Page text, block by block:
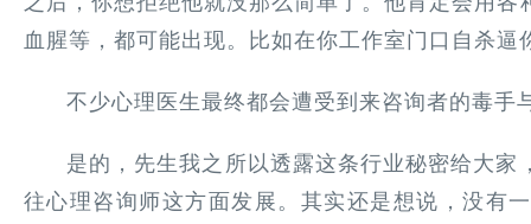
血腥等，都可能出现。比如在你工作室门口自杀逼
不少心理医生最终都会遭受到来咨询者的毒手
是的，先生我之所以透露这条行业秘密给大
往心理咨询师这方面发展。其实还是想说，没有